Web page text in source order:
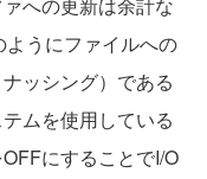
うにファイルへの
ッシング）である
ムを使用している
にすることでI/O